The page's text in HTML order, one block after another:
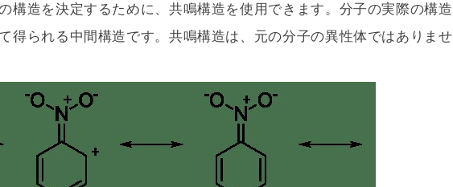
構造を決定するために、共鳴構造を使用できます。分子の実際の構造
得られる中間構造です。共鳴構造は、元の分子の異性体ではありませ